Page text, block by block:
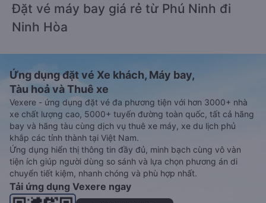
Đặt vé máy bay giá rẻ từ Phú Ninh đi
Ninh Hòa
Ứng dụng đặt vé Xe khách, Máy bay,
Tàu hoả và Thuê xe
Vexere - ứng dụng đặt vé đa phương tiện với hơn 3000+ nhà
xe chất lượng cao, 5000+ tuyến đường toàn quốc, tất cả hãng
bay và hãng tàu cùng dịch vụ thuê xe máy, xe du lịch phủ
khắp các tỉnh thành tại Việt Nam.
Ứng dụng hiển thị thông tin đầy đủ, minh bạch cùng vô vàn
tiện ích giúp người dùng so sánh và lựa chọn phương án di
chuyển tiết kiệm, nhanh chóng và phù hợp nhất.
Tải ứng dụng Vexere ngay